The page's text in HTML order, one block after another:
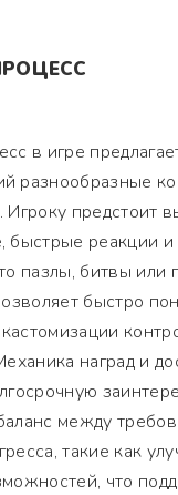
в игре
разнообразные
Игроку предстоит
быстрые реакции
пазлы, битвы или
быстро
наград и
между
такие как
что